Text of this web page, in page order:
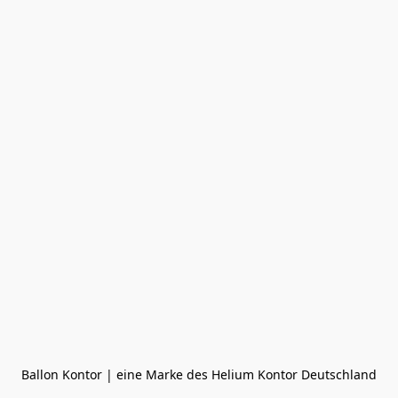
Ballon Kontor | eine Marke des Helium Kontor Deutschland